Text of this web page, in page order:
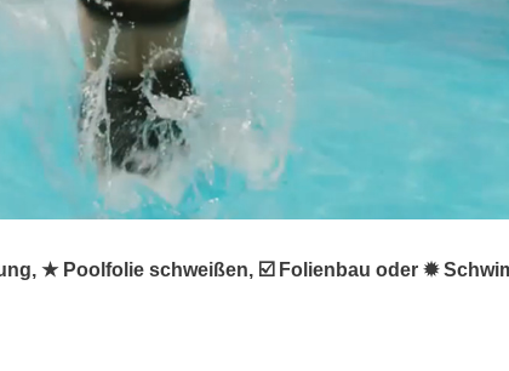
★ Poolfolie schweißen, ☑️ Folienbau oder ✹